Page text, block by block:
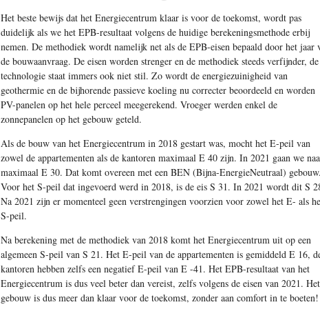
Het beste bewijs dat het Energiecentrum klaar is voor de toekomst, wordt pas
duidelijk als we het EPB-resultaat volgens de huidige berekeningsmethode erbij
nemen. De methodiek wordt namelijk net als de EPB-eisen bepaald door het jaar
de bouwaanvraag. De eisen worden strenger en de methodiek steeds verfijnder, de
technologie staat immers ook niet stil. Zo wordt de energiezuinigheid van
geothermie en de bijhorende passieve koeling nu correcter beoordeeld en worden
PV-panelen op het hele perceel meegerekend. Vroeger werden enkel de
zonnepanelen op het gebouw geteld.
Als de bouw van het Energiecentrum in 2018 gestart was, mocht het E-peil van
zowel de appartementen als de kantoren maximaal E 40 zijn. In 2021 gaan we
maximaal E 30. Dat komt overeen met een BEN (Bijna-EnergieNeutraal) gebouw.
Voor het S-peil dat ingevoerd werd in 2018, is de eis S 31. In 2021 wordt dit S
Na 2021 zijn er momenteel geen verstrengingen voorzien voor zowel het E- als
S-peil.
Na berekening met de methodiek van 2018 komt het Energiecentrum uit op een
algemeen S-peil van S 21. Het E-peil van de appartementen is gemiddeld E 16,
kantoren hebben zelfs een negatief E-peil van E -41. Het EPB-resultaat van het
Energiecentrum is dus veel beter dan vereist, zelfs volgens de eisen van 2021. Het
gebouw is dus meer dan klaar voor de toekomst, zonder aan comfort in te boeten!